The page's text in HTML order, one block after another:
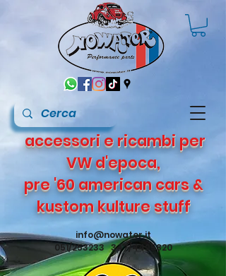
info@nowater.it
051/253233 347/4495820
accessori e ricambi per
VW d'epoca,
pre '60 american cars &
kustom kulture stuff